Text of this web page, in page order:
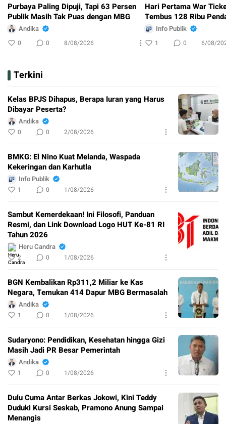
Purbaya Paling Dipuji, Tapi 63 Persen
Publik Masih Tak Puas dengan MBG
Andika
0 0 8/08/2026
Hari Pertama War
Tembus 128 Ribu
Info Publik
1 0 6/08/
Terkini
Kelas BPJS Dihapus, Berapa Iuran yang Harus
Dibayar Peserta?
Andika
0 0 2/08/2026
BMKG: El Nino Kuat Melanda, Waspada
Kekeringan dan Karhutla
Info Publik
1 0 1/08/2026
Sambut Kemerdekaan! Ini Filosofi, Panduan
Resmi, dan Link Download Logo HUT Ke-81 RI
Tahun 2026
Heru Candra
2 0 1/08/2026
BGN Kembalikan Rp311,2 Miliar ke Kas
Negara, Temukan 414 Dapur MBG Bermasalah
Andika
1 0 1/08/2026
Sudaryono: Pendidikan, Kesehatan hingga Gizi
Masih Jadi PR Besar Pemerintah
Andika
1 0 1/08/2026
Dulu Cuma Antar Berkas Jokowi, Kini Teddy
Duduki Kursi Seskab, Pramono Anung Sampai
Menangis